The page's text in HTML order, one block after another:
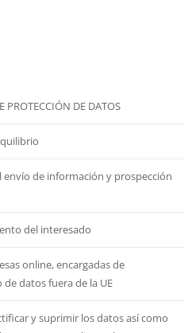
PROTECCIÓN DE DATOS
envío de información y prospección
del interesado
online, encargadas de
datos fuera de la UE
y suprimir los datos así como